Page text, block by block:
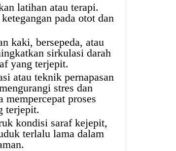
latihan atau terapi.
pada otot dan
kaki, bersepeda, atau
sirkulasi darah
yang terjepit.
atau teknik pernapasan
stres dan
proses
terjepit.
kondisi saraf kejepit,
terlalu lama dalam